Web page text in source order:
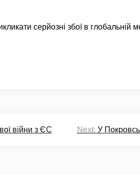
серйозні збої в глобальній
війни з ЄС Next: У